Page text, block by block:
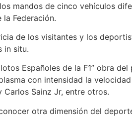
mandos de cinco vehículos
Federación.
de los visitantes y los
in situ.
Españoles de la F1” obra
con intensidad la
Carlos Sainz Jr, entre otros.
otra dimensión del